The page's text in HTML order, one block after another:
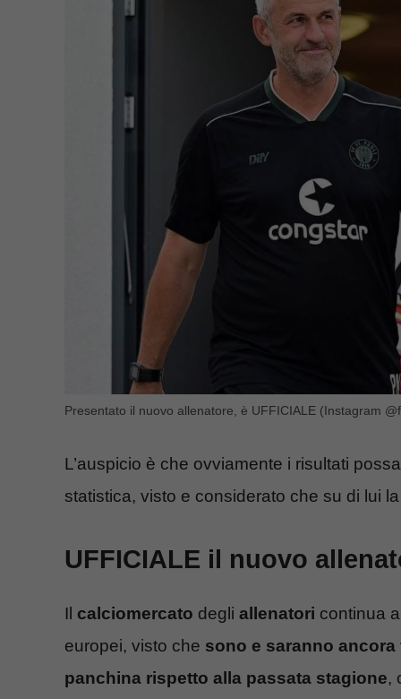
Presentato il nuovo allenatore, è UFFICIALE (Instagram
L’auspicio è che ovviamente i risultati
statistica, visto e considerato che su di lui
UFFICIALE il nuovo
Il calciomercato degli allenatori continua
europei, visto che sono e saranno
panchina rispetto alla passata stagione,